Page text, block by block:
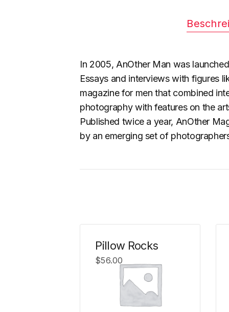
In 2005, AnOther Man was
Essays and interviews with figures
magazine for men that combined
photography with features on the
Published twice a year, AnOther
by an emerging set of
Pillow Rocks
$56.00